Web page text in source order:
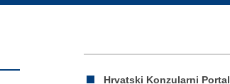
Hrvatski Konzularni Portal